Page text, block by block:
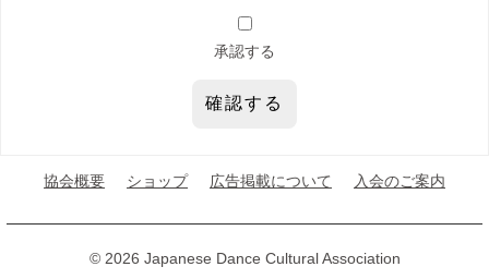
承認する
協会概要 ショップ 広告掲載について 入会のご案内
© 2026 Japanese Dance Cultural Association